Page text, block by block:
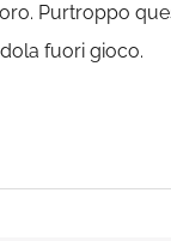
Purtroppo
fuori gioco.